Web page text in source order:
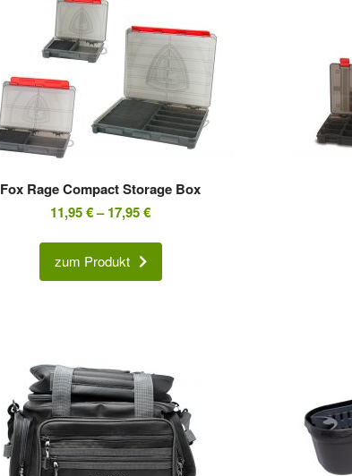
Fox Rage Compact Storage Box
11,95€–17,95€
zum Produkt